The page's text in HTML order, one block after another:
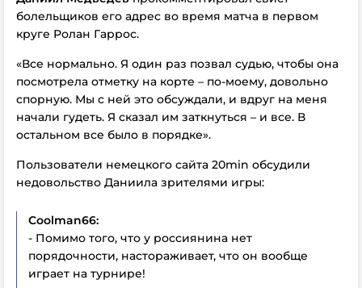
болельщиков его адрес во время матча в первом
круге Ролан Гаррос.
«Все нормально. Я один раз позвал судью, чтобы она
посмотрела отметку на корте – по-моему, довольно
спорную. Мы с ней это обсуждали, и вдруг на меня
начали гудеть. Я сказал им заткнуться – и все. В
остальном все было в порядке».
Пользователи немецкого сайта 20min обсудили
недовольство Даниила зрителями игры:
Coolman66:
- Помимо того, что у россиянина нет
порядочности, настораживает, что он вообще
играет на турнире!